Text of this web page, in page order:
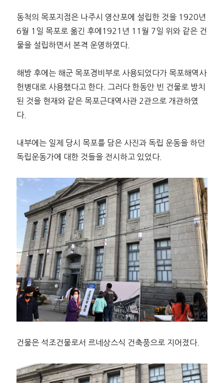
동척의 목포지점은 나주시 영산포에 설립한 것을 1920년
6월 1일 목포로 옮긴 후에1921년 11월 7일 위와 같은 건
물을 설립하면서 본격 운영하였다.
해방 후에는 해군 목포경비부로 사용되었다가 목포해역사
헌병대로 사용했다고 한다. 그러다 한동안 빈 건물로 방치
된 것을 현재와 같은 목포근대역사관 2관으로 개관하였
다.
내부에는 일제 당시 목포를 담은 사진과 독립 운동을 하던
독립운동가에 대한 것들을 전시하고 있었다.
건물은 석조건물로서 르네상스식 건축풍으로 지어졌다.